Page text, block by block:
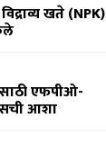
खते (NPK)
एफपीओ-
आशा